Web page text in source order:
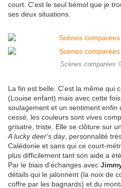
court. C'est le seul bémol que je
ses deux situations.
Scènes comparées
La fin est belle. C'est la même qui
(Louise enfant) mais avec cette
soulagement et un sentiment enfin
cessé, les couleurs sont vives
grisatre, triste. Elle se clôture sur
A lucky deer's day, personnalité
Calédonie et sans qui ce court-
plus difficilement tant son aide a
Par le biais d'échanges avec
détails qui le jalonnent (la noix de
coffre par les bagnards) et du